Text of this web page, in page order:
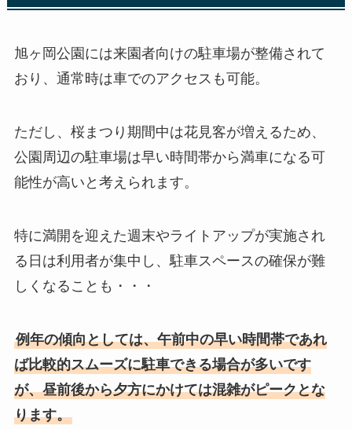
旭ヶ岡公園には来園者向けの駐車場が整備されて
おり、通常時は車でのアクセスも可能。
ただし、桜まつり期間中は花見客が増えるため、
公園周辺の駐車場は早い時間帯から満車になる可
能性が高いと考えられます。
特に満開を迎えた週末やライトアップが実施され
る日は利用者が集中し、駐車スペースの確保が難
しくなることも・・・
例年の傾向としては、午前中の早い時間帯であれ
ば比較的スムーズに駐車できる場合が多いです
が、昼前後から夕方にかけては混雑がピークとな
ります。